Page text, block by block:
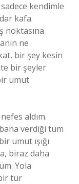
kendimle
kafa
noktasına
ne
bir şey kesin
bir şeyler
umut
aldım.
verdiği tüm
umut ışığı
biraz daha
Yola
tür